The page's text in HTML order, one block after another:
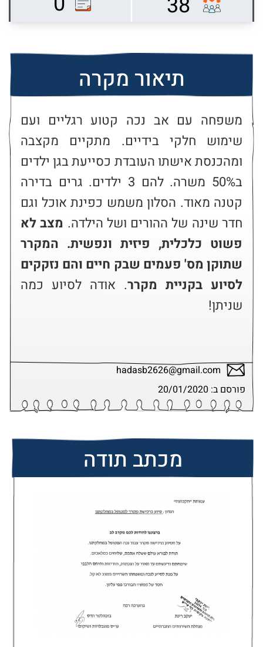
תיאור מקרה
משפחה עם אב נכה קטוע רגליים ועם
שימוש חלקי בידיים. מתקיים מקצבה
ומהכנסת אישתו העובדת כסייעת בגן ילדים
ב50% משרה. להם 3 ילדים. גרים בדירה
קטנה מאוד. הסלון משמש כפינת אוכל וגם
חדר שינה של ההורים ושל הילדה.
מצב לא
פשוט כלכלית, פיזית ונפשית. המקרר
שתוקן מס' פעמים שבק חיים והם נזקקים
לסיוע בקניית מקרר
. אודה לסיוע כמה
שניתן!
hadasb2626@gmail.com
פורסם ב: 20/01/2020
מכתב תודה